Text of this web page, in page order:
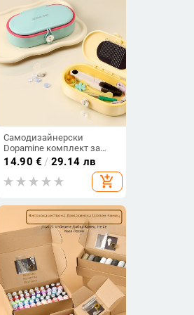
Самодизайнерски
Dopamine комплект за
шиене — преносима кутия
за шиене за ученици с
магнитно затваряне
14.90 € / 29.14 лв
add_shopping_cart